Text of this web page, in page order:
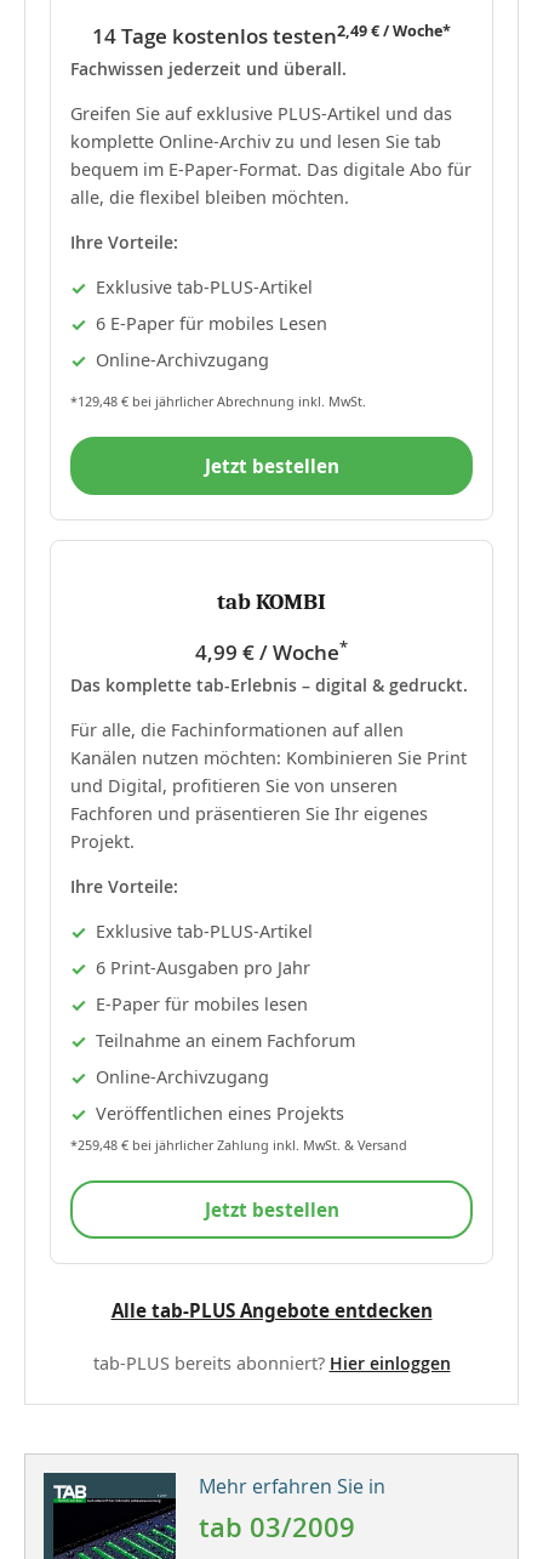
14 Tage kostenlos testen2,49 € / Woche*
Fachwissen jederzeit und überall.
Greifen Sie auf exklusive PLUS-Artikel und das
komplette Online-Archiv zu und lesen Sie tab
bequem im E-Paper-Format. Das digitale Abo für
alle, die flexibel bleiben möchten.
Ihre Vorteile:
Exklusive tab-PLUS-Artikel
6 E-Paper für mobiles Lesen
Online-Archivzugang
*129,48 € bei jährlicher Abrechnung inkl. MwSt.
Jetzt bestellen
tab KOMBI
4,99 € / Woche*
Das komplette tab-Erlebnis – digital & gedruckt.
Für alle, die Fachinformationen auf allen
Kanälen nutzen möchten: Kombinieren Sie Print
und Digital, profitieren Sie von unseren
Fachforen und präsentieren Sie Ihr eigenes
Projekt.
Ihre Vorteile:
Exklusive tab-PLUS-Artikel
6 Print-Ausgaben pro Jahr
E-Paper für mobiles lesen
Teilnahme an einem Fachforum
Online-Archivzugang
Veröffentlichen eines Projekts
*259,48 € bei jährlicher Zahlung inkl. MwSt. & Versand
Jetzt bestellen
Alle tab-PLUS Angebote entdecken
tab-PLUS bereits abonniert? Hier einloggen
Mehr erfahren Sie in
tab 03/2009